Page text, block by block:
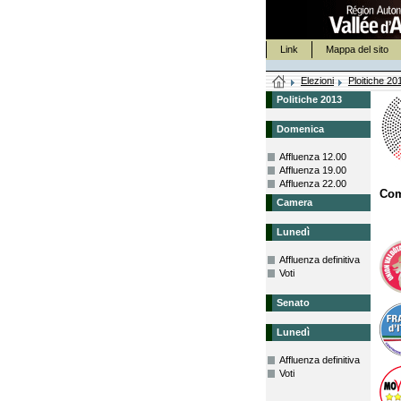
Link Mappa del sito
Elezioni
Ploitiche
Politiche 2013
Domenica
Affluenza 12.00
Affluenza 19.00
Affluenza 22.00
Camera
Lunedì
Affluenza definitiva
Voti
Senato
Lunedì
Affluenza definitiva
Voti